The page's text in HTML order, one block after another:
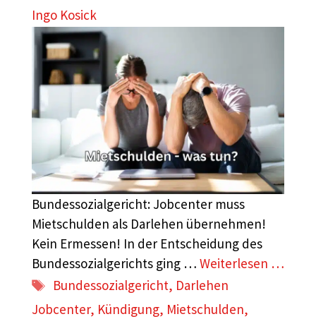
Ingo Kosick
Bundessozialgericht: Jobcenter muss
Mietschulden als Darlehen übernehmen!
Kein Ermessen! In der Entscheidung des
Bundessozialgerichts ging … Weiterlesen …
Schlagwörter
Bundessozialgericht, Darlehen
Jobcenter, Kündigung, Mietschulden,